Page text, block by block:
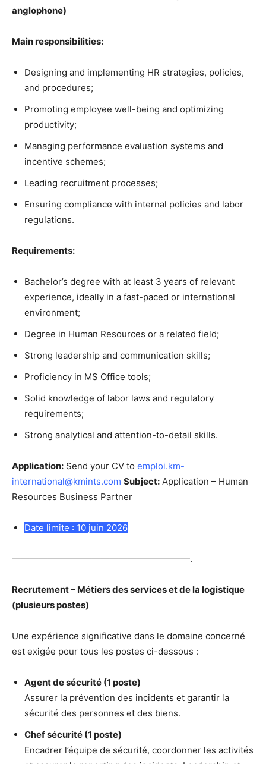
anglophone)
Main responsibilities:
Designing and implementing HR strategies, policies,
and procedures;
Promoting employee well-being and optimizing
productivity;
Managing performance evaluation systems and
incentive schemes;
Leading recruitment processes;
Ensuring compliance with internal policies and labor
regulations.
Requirements:
Bachelor’s degree with at least 3 years of relevant
experience, ideally in a fast-paced or international
environment;
Degree in Human Resources or a related field;
Strong leadership and communication skills;
Proficiency in MS Office tools;
Solid knowledge of labor laws and regulatory
requirements;
Strong analytical and attention-to-detail skills.
Application: Send your CV to emploi.km-
international@kmints.com Subject: Application – Human
Resources Business Partner
Date limite : 10 juin 2026
————————————————————.
Recrutement – Métiers des services et de la logistique
(plusieurs postes)
Une expérience significative dans le domaine concerné
est exigée pour tous les postes ci-dessous :
Agent de sécurité (1 poste)
Assurer la prévention des incidents et garantir la
sécurité des personnes et des biens.
Chef sécurité (1 poste)
Encadrer l’équipe de sécurité, coordonner les activités